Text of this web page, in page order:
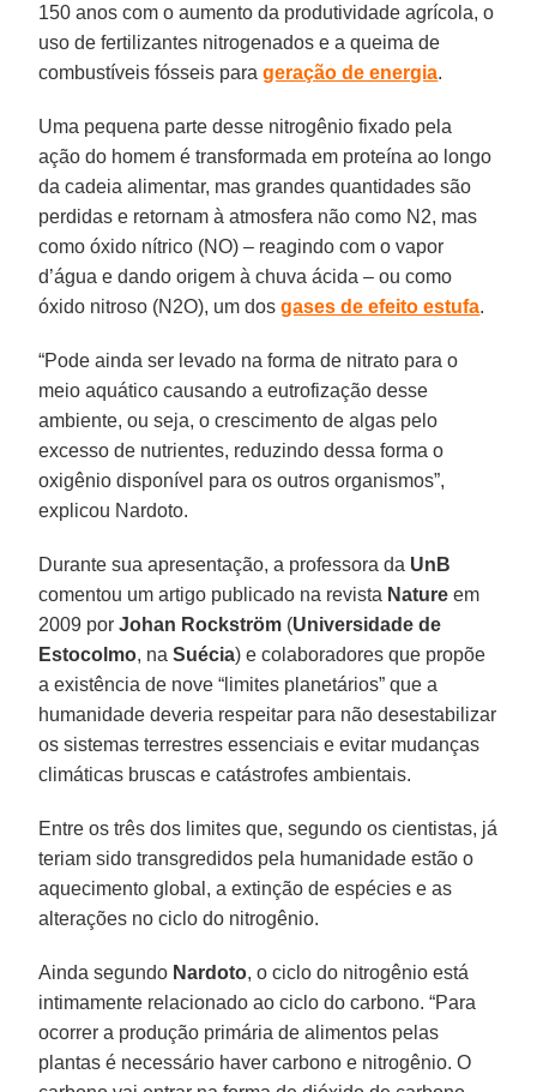
150 anos com o aumento da produtividade agrícola, o
uso de fertilizantes nitrogenados e a queima de
combustíveis fósseis parageração de energia.
Uma pequena parte desse nitrogênio fixado pela
ação do homem é transformada em proteína ao longo
da cadeia alimentar, mas grandes quantidades são
perdidas e retornam à atmosfera não como N2, mas
como óxido nítrico (NO) – reagindo com o vapor
d’água e dando origem à chuva ácida – ou como
óxido nitroso (N2O), um dosgases de efeito estufa.
“Pode ainda ser levado na forma de nitrato para o
meio aquático causando a eutrofização desse
ambiente, ou seja, o crescimento de algas pelo
excesso de nutrientes, reduzindo dessa forma o
oxigênio disponível para os outros organismos”,
explicou Nardoto.
Durante sua apresentação, a professora da UnB
comentou um artigo publicado na revista Nature em
2009 porJohan Rockström (Universidade de
Estocolmo, naSuécia) e colaboradores que propõe
a existência de nove “limites planetários” que a
humanidade deveria respeitar para não desestabilizar
os sistemas terrestres essenciais e evitar mudanças
climáticas bruscas e catástrofes ambientais.
Entre os três dos limites que, segundo os cientistas, já
teriam sido transgredidos pela humanidade estão o
aquecimento global, a extinção de espécies e as
alterações no ciclo do nitrogênio.
Ainda segundo Nardoto, o ciclo do nitrogênio está
intimamente relacionado ao ciclo do carbono. “Para
ocorrer a produção primária de alimentos pelas
plantas é necessário haver carbono e nitrogênio. O